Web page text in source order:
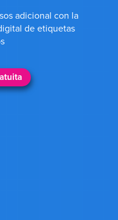
adicional con la
de etiquetas